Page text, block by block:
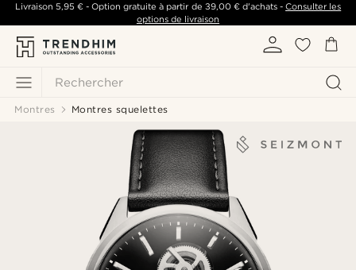
Rechercher
Livraison 5,95 €- Option gratuite à partir de 39,00 €d'achats -Consulter les
options de livraison
Montres Montres squelettes